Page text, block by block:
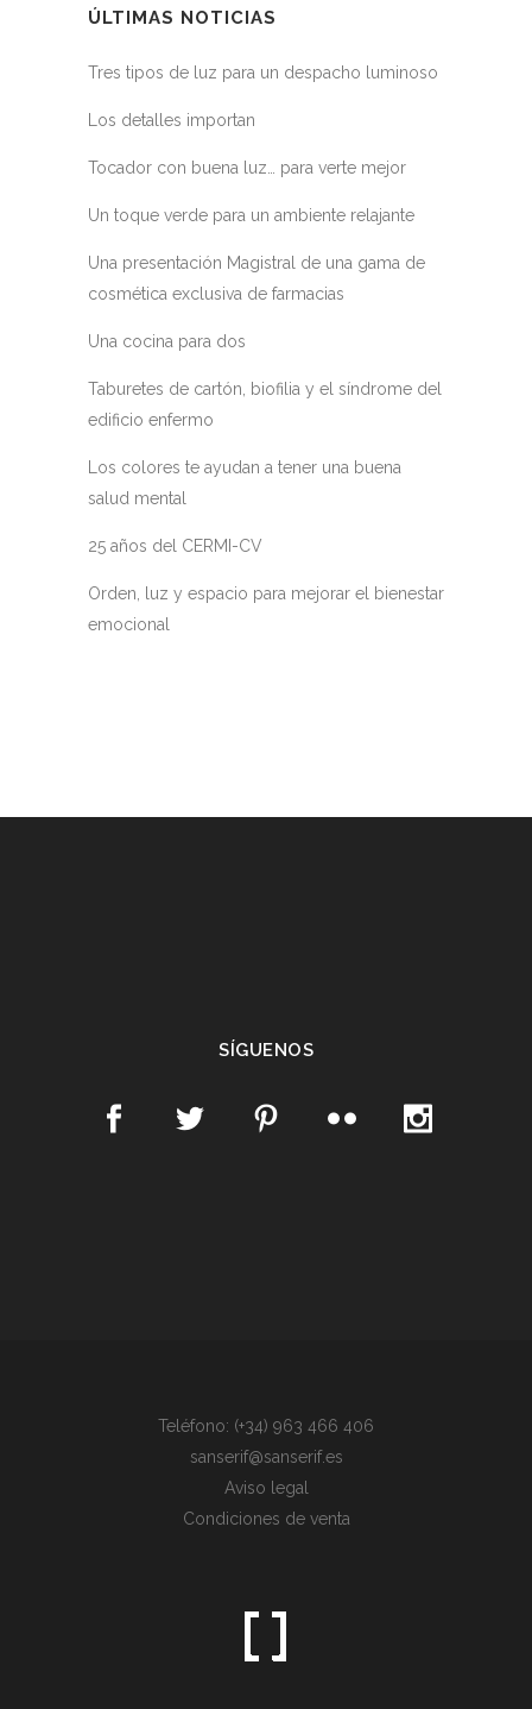
ÚLTIMAS NOTICIAS
Tres tipos de luz para un despacho luminoso
Los detalles importan
Tocador con buena luz… para verte mejor
Un toque verde para un ambiente relajante
Una presentación Magistral de una gama de
cosmética exclusiva de farmacias
Una cocina para dos
Taburetes de cartón, biofilia y el síndrome del
edificio enfermo
Los colores te ayudan a tener una buena
salud mental
25 años del CERMI-CV
Orden, luz y espacio para mejorar el bienestar
emocional
SÍGUENOS
Teléfono: (+34) 963 466 406
sanserif@sanserif.es
Aviso legal
Condiciones de venta